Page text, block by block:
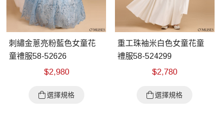
刺繡金蔥亮粉藍色女童花
童禮服58-52626
$2,980
選擇規格
重工珠袖米白色女童花童
禮服58-524299
$2,780
選擇規格